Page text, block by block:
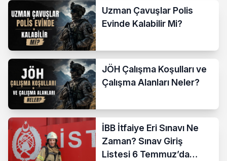
Uzman Çavuşlar Polis
Evinde Kalabilir Mi?
JÖH Çalışma Koşulları ve
Çalışma Alanları Neler?
İBB İtfaiye Eri Sınavı Ne
Zaman? Sınav Giriş
Listesi 6 Temmuz’da